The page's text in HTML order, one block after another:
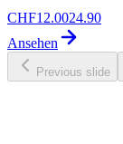
CHF12.0024.90
Ansehen
Previous slide